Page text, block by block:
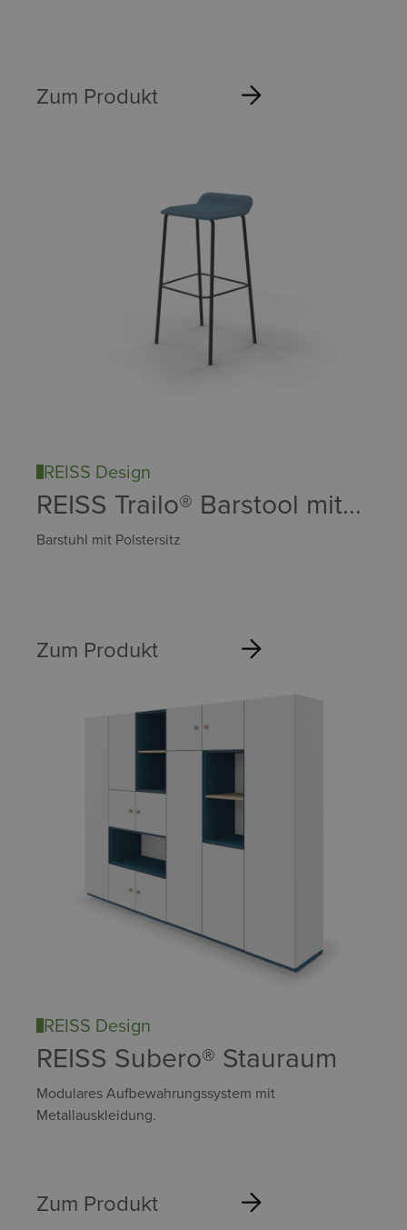
Zum Produkt
REISS Design
REISS Trailo® Barstool mit
Polster
Barstuhl mit Polstersitz
Zum Produkt
REISS Design
REISS Subero® Stauraum
Modulares Aufbewahrungssystem mit
Metallauskleidung.
Zum Produkt